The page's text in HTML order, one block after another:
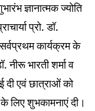
ज्ञानात्मक ज्योति
प्रो. डॉ.
कार्यक्रम के
नीरू भारती शर्मा व
दी एवं छात्राओं को
लिए शुभकामनाएं दी।